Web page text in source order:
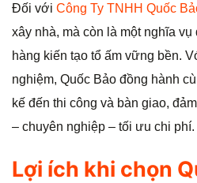
Đối với Công Ty TNHH Quốc
xây nhà, mà còn là một nghĩa
hàng kiến tạo tổ ấm vững bền.
nghiệm, Quốc Bảo đồng hành
kế đến thi công và bàn giao,
– chuyên nghiệp – tối ưu chi phí.
Lợi ích khi chọn